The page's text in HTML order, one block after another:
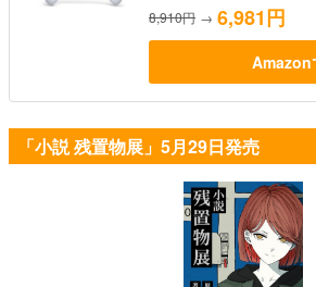
8,910円 → 6,981円
Amazon
「小説 残置物展」5月29日発売